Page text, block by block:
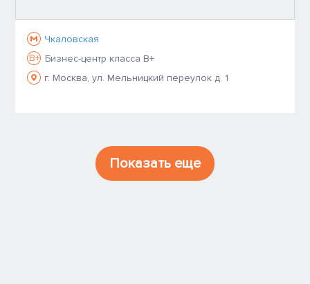
Чкаловская
B+ Бизнес-центр класса B+
г. Москва, ул. Мельницкий переулок д. 1
Показать еще